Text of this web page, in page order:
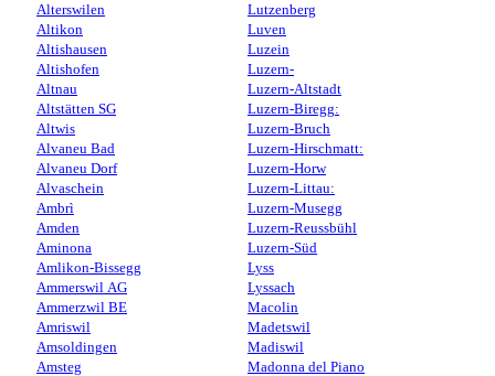
Alterswilen
Altikon
Altishausen
Altishofen
Altnau
Altstätten SG
Altwis
Alvaneu Bad
Alvaneu Dorf
Alvaschein
Ambrì
Amden
Aminona
Amlikon-Bissegg
Ammerswil AG
Ammerzwil BE
Amriswil
Amsoldingen
Amsteg
Lutzenberg
Luven
Luzein
Luzern-
Luzern-Altstadt
Luzern-Biregg:
Luzern-Bruch
Luzern-Hirschmatt:
Luzern-Horw
Luzern-Littau:
Luzern-Musegg
Luzern-Reussbühl
Luzern-Süd
Lyss
Lyssach
Macolin
Madetswil
Madiswil
Madonna del Piano